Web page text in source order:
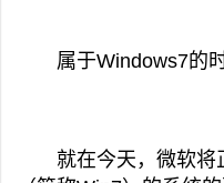
属于Windows7的时
就在今天，微软将